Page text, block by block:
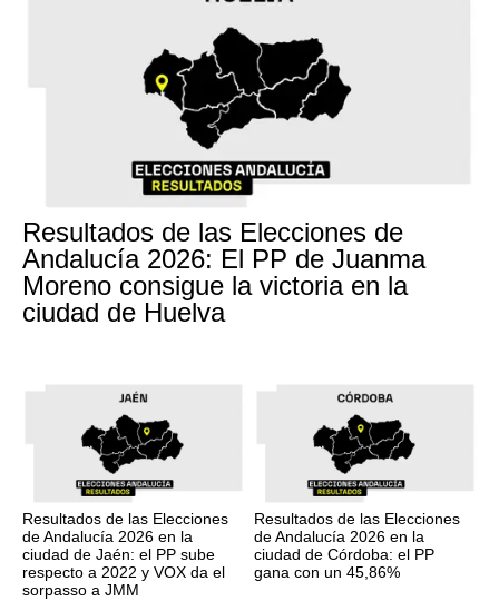
Resultados de las Elecciones de
Andalucía 2026: El PP de Juanma
Moreno consigue la victoria en la
ciudad de Huelva
Resultados de las Elecciones
de Andalucía 2026 en la
ciudad de Jaén: el PP sube
respecto a 2022 y VOX da el
sorpasso a JMM
Resultados de las Elecciones
de Andalucía 2026 en la
ciudad de Córdoba: el PP
gana con un 45,86%